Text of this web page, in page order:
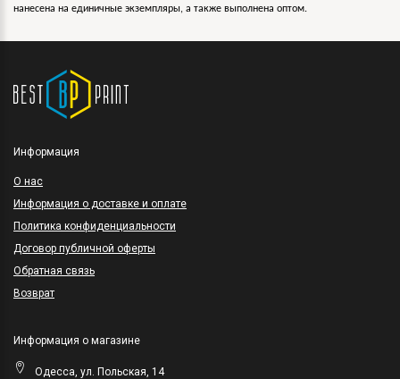
нанесена на единичные экземпляры, а также выполнена оптом.
Информация
O нас
Информация о доставке и оплате
Политика конфиденциальности
Договор публичной оферты
Обратная связь
Возврат
Информация о магазине
Одесса, ул. Польская, 14